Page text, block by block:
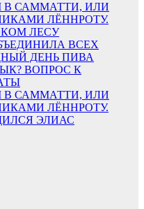
В САММАТТИ, ИЛИ
ЛЁННРОТУ.
ЛЕСУ
ВСЕХ
ДЕНЬ ПИВА
ВОПРОС К
В САММАТТИ, ИЛИ
ЛЁННРОТУ.
ЭЛИАС